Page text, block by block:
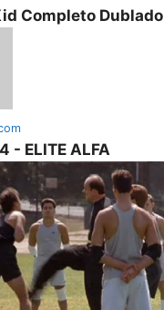
Completo Dublado
- ELITE ALFA